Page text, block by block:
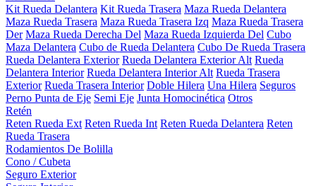
Kit Rueda Delantera Kit Rueda Trasera Maza Rueda Delantera
Maza Rueda Trasera Maza Rueda Trasera Izq Maza Rueda Trasera
Der Maza Rueda Derecha Del Maza Rueda Izquierda Del Cubo
Maza Delantera Cubo de Rueda Delantera Cubo De Rueda Trasera
Rueda Delantera Exterior Rueda Delantera Exterior Alt Rueda
Delantera Interior Rueda Delantera Interior Alt Rueda Trasera
Exterior Rueda Trasera Interior Doble Hilera Una Hilera Seguros
Perno Punta de Eje Semi Eje Junta Homocinética Otros
Retén
Reten Rueda Ext Reten Rueda Int Reten Rueda Delantera Reten
Rueda Trasera
Rodamientos De Bolilla
Cono / Cubeta
Seguro Exterior